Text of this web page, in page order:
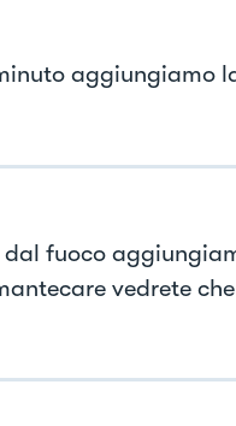
aggiungiamo
fuoco
vedrete